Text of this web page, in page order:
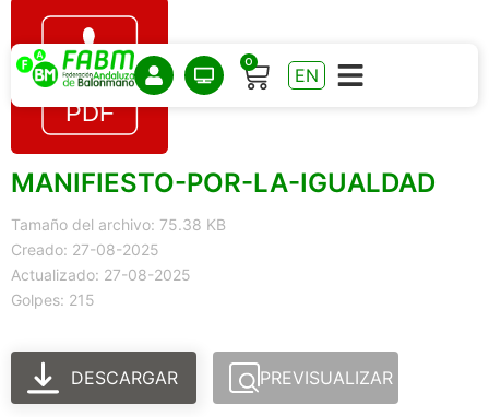
0
EN
MANIFIESTO-POR-LA-IGUALDAD
Tamaño del archivo: 75.38 KB
Creado: 27-08-2025
Actualizado: 27-08-2025
Golpes: 215
DESCARGAR PREVISUALIZAR